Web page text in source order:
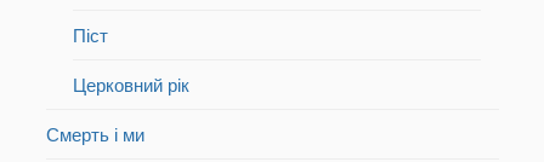
Піст
Церковний рік
Смерть і ми